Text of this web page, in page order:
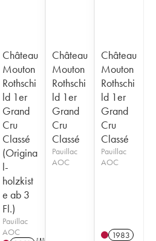
Château
Mouton
Rothschi
ld 1er
Grand
Cru
Classé
(Origina
l-
holzkist
e ab 3
Fl.)
Pauillac
AOC
Château
Mouton
Rothschi
ld 1er
Grand
Cru
Classé
Pauillac
AOC
Château
Mouton
Rothschi
ld 1er
Grand
Cru
Classé
Pauillac
AOC
1983